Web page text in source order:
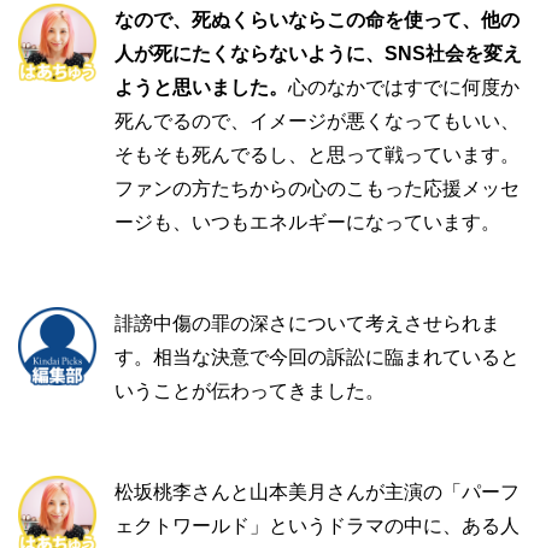
なので、死ぬくらいならこの命を使って、他の
人が死にたくならないように、SNS社会を変え
ようと思いました。 心のなかではすでに何度か
死んでるので、イメージが悪くなってもいい、
そもそも死んでるし、と思って戦っています。
ファンの方たちからの心のこもった応援メッセ
ージも、いつもエネルギーになっています。
誹謗中傷の罪の深さについて考えさせられま
す。相当な決意で今回の訴訟に臨まれていると
いうことが伝わってきました。
松坂桃李さんと山本美月さんが主演の「パーフ
ェクトワールド」というドラマの中に、ある人